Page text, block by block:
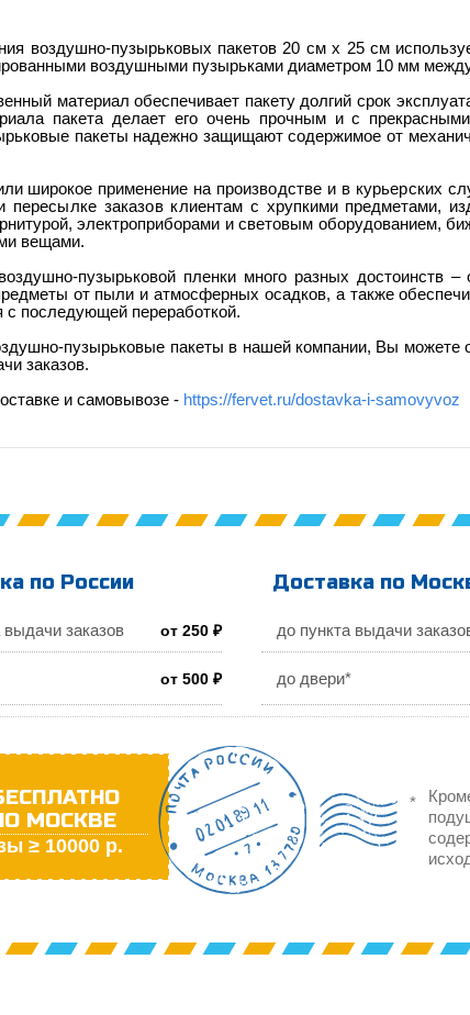
воздушно-пузырьковых пакетов 20 см х 25 см
воздушными пузырьками диаметром 10 мм
материал обеспечивает пакету долгий срок
пакетаделает его очень прочным и с
пакеты надежно защищают содержимое от
широкое применение на производстве и в курьерских
пересылке заказов клиентам с хрупкими предметами,
электроприборами и световым оборудованием,
вещами.
пузырьковой пленки много разных
от пыли и атмосферных осадков, а также
с последующей переработкой.
пузырьковые пакеты в нашей компании, Вы можете
заказов.
и самовывозе - https://fervet.ru/dostavka-i-samovyvoz
по России
выдачи заказов от 250 ₽
от 500 ₽
Доставка по
до пункта выдачи
до двери*
МОСКВЕ
≥ 10000 р.